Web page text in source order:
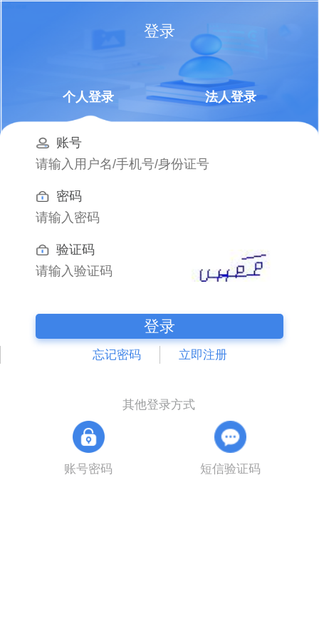
登录
个人登录 法人登录
账号
密码
验证码
登录
忘记密码 立即注册
其他登录方式
账号密码 短信验证码